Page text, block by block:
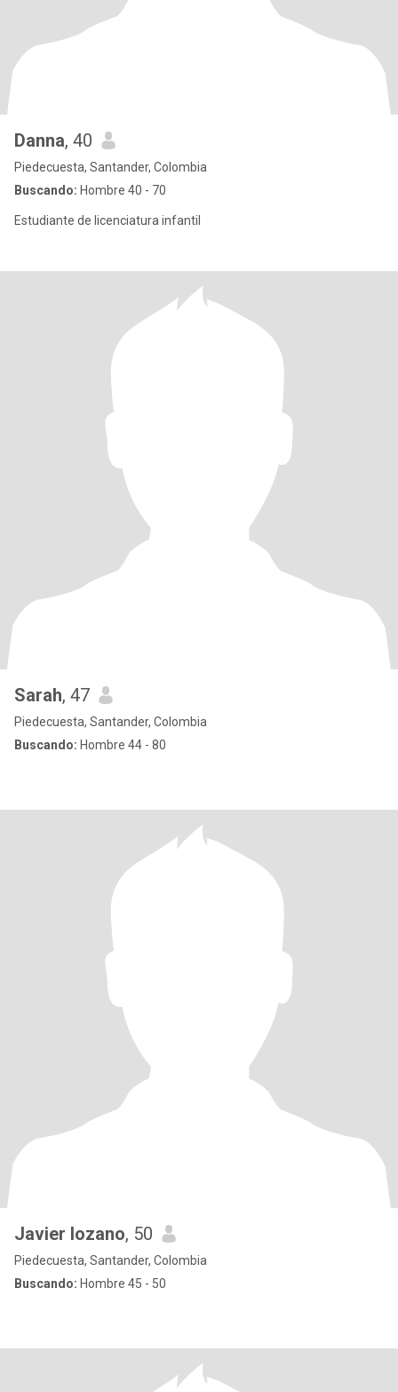
Danna, 40
Piedecuesta, Santander, Colombia
Buscando: Hombre 40 - 70
Estudiante de licenciatura infantil
Sarah, 47
Piedecuesta, Santander, Colombia
Buscando: Hombre 44 - 80
Javier lozano, 50
Piedecuesta, Santander, Colombia
Buscando: Hombre 45 - 50